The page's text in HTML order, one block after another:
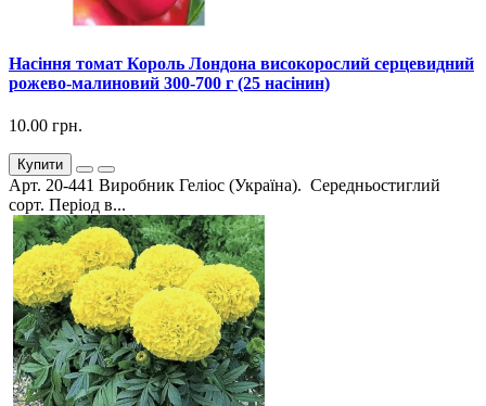
Насіння томат Король Лондона високорослий серцевидний
рожево-малиновий 300-700 г (25 насінин)
10.00 грн.
Купити
Арт. 20-441 Виробник Геліос (Україна). Середньостиглий
сорт. Період в...